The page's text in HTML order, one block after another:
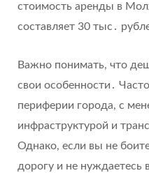
стоимость аренды в
составляет 30 тыс․
Важно понимать, что
свои особенности․
периферии города, с
инфраструктурой и
Однако, если вы не
дорогу и не нуждаетесь